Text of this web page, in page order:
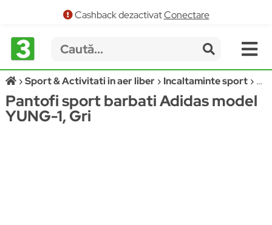
Cashback dezactivatConectare
Sport & Activitati in aer liber Incaltaminte sport
Pantofi sport barbati Adidas model
YUNG-1, Gri